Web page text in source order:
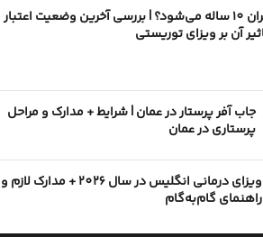
پاسپورت ایران 10 ساله می‌شود؟ | بررسی آخرین وضعیت اعتبار
آن بر ویزای توریستی
جاب آفر پرستار در عمان | شرایط + مدارک و مراحل
پرستاری در عمان
ویزای درمانی انگلیس در سال 2026 + مدارک لازم و
راهنمای گام‌به‌گام